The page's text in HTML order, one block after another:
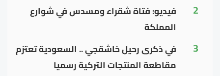
2
فيديو: فتاة شقراء ومسدس في شوارع
المملكة
3
في ذكرى رحيل خاشقجي .. السعودية تعتزم
مقاطعة المنتجات التركية رسميا